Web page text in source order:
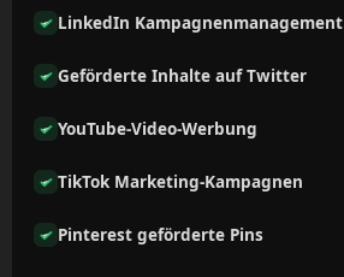
LinkedIn Kampagnenmanagement
Geförderte Inhalte auf Twitter
YouTube-Video-Werbung
TikTok Marketing-Kampagnen
Pinterest geförderte Pins